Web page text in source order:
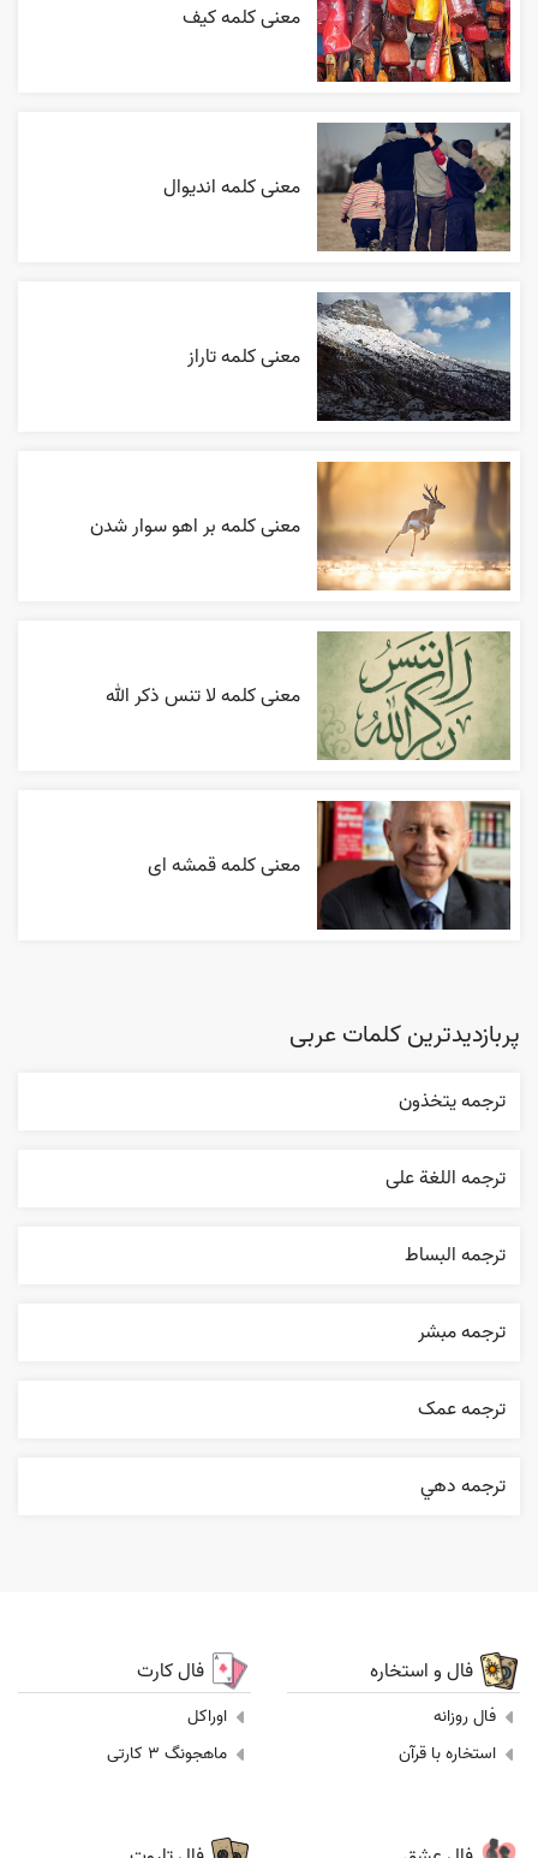
معنی کلمه کیف
معنی کلمه اندیوال
معنی کلمه تاراز
معنی کلمه بر اهو سوار شدن
معنی کلمه لا تنس ذکر الله
معنی کلمه قمشه ای
پربازدیدترین کلمات عربی
ترجمه يتخذون
ترجمه اللغة علی
ترجمه البساط
ترجمه مبشر
ترجمه عمک
ترجمه دهي
فال و استخاره
فال روزانه
استخاره با قرآن
فال کارت
اوراکل
ماهجونگ 3 کارتی